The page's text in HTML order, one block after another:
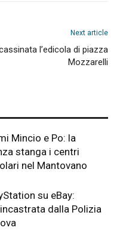
Next article
l’edicola di piazza
Mozzarelli
Mincio e Po: la
stanga i centri
nel Mantovano
su eBay:
dalla Polizia